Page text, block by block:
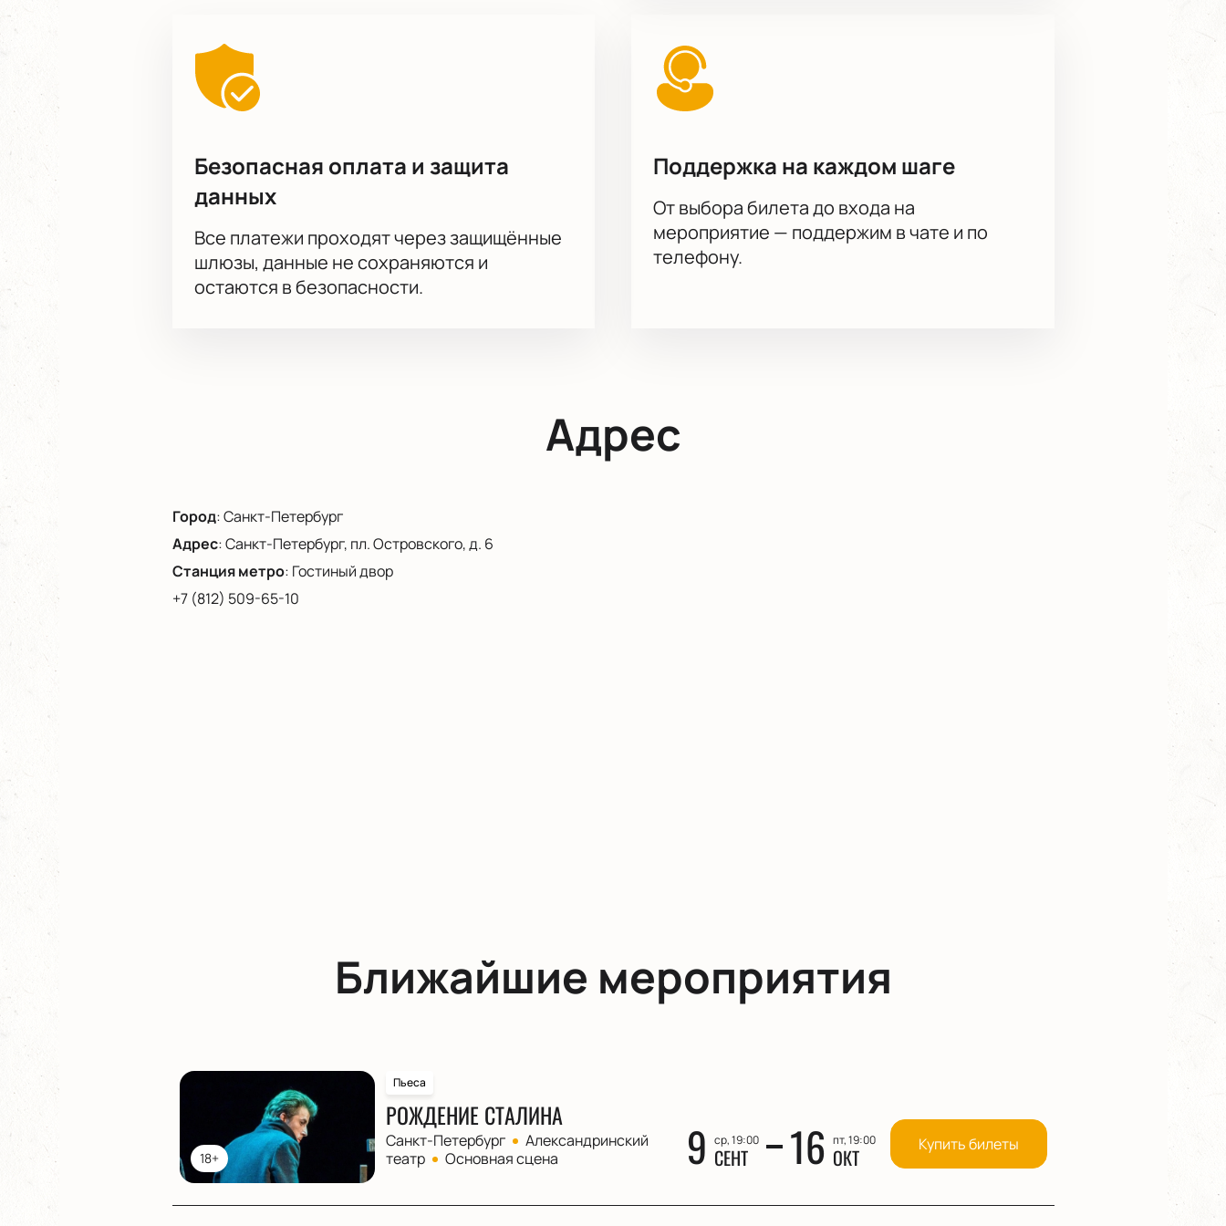
Безопасная оплата и защита
данных
Все платежи проходят через защищённые
шлюзы, данные не сохраняются и
остаются в безопасности.
Поддержка на каждом шаге
От выбора билета до входа на
мероприятие — поддержим в чате и по
телефону.
Адрес
Город:Санкт-Петербург
Адрес:Санкт-Петербург, пл. Островского, д. 6
Станция метро: Гостиный двор
+7 (812) 509-65-10
Ближайшие мероприятия
18+
Пьеса
РОЖДЕНИЕ СТАЛИНА
Санкт-Петербург
Александринский
театр
Основная сцена 9 ср, 19:00
СЕНТ 16 пт, 19:00
ОКТ Купить билеты